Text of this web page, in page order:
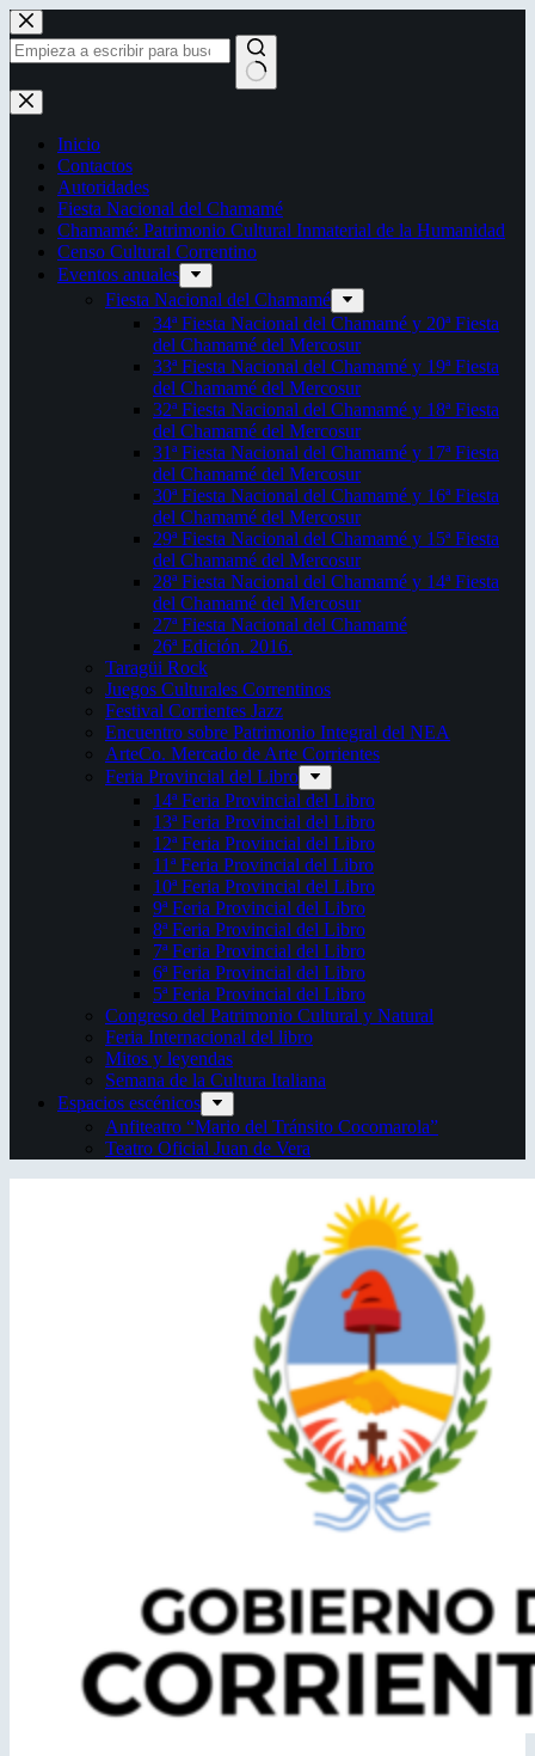
Saltar
al
contenido
Sin
resultados
Inicio
Contactos
Autoridades
Fiesta Nacional del Chamamé
Chamamé: Patrimonio Cultural Inmaterial de la Humanidad
Censo Cultural Correntino
Eventos anuales
Fiesta Nacional del Chamamé
34ª Fiesta Nacional del Chamamé y 20ª Fiesta
del Chamamé del Mercosur
33ª Fiesta Nacional del Chamamé y 19ª Fiesta
del Chamamé del Mercosur
32ª Fiesta Nacional del Chamamé y 18ª Fiesta
del Chamamé del Mercosur
31ª Fiesta Nacional del Chamamé y 17ª Fiesta
del Chamamé del Mercosur
30ª Fiesta Nacional del Chamamé y 16ª Fiesta
del Chamamé del Mercosur
29ª Fiesta Nacional del Chamamé y 15ª Fiesta
del Chamamé del Mercosur
28ª Fiesta Nacional del Chamamé y 14ª Fiesta
del Chamamé del Mercosur
27ª Fiesta Nacional del Chamamé
26ª Edición. 2016.
Taragüi Rock
Juegos Culturales Correntinos
Festival Corrientes Jazz
Encuentro sobre Patrimonio Integral del NEA
ArteCo. Mercado de Arte Corrientes
Feria Provincial del Libro
14ª Feria Provincial del Libro
13ª Feria Provincial del Libro
12ª Feria Provincial del Libro
11ª Feria Provincial del Libro
10ª Feria Provincial del Libro
9ª Feria Provincial del Libro
8ª Feria Provincial del Libro
7ª Feria Provincial del Libro
6ª Feria Provincial del Libro
5ª Feria Provincial del Libro
Congreso del Patrimonio Cultural y Natural
Feria Internacional del libro
Mitos y leyendas
Semana de la Cultura Italiana
Espacios escénicos
Anfiteatro “Mario del Tránsito Cocomarola”
Teatro Oficial Juan de Vera